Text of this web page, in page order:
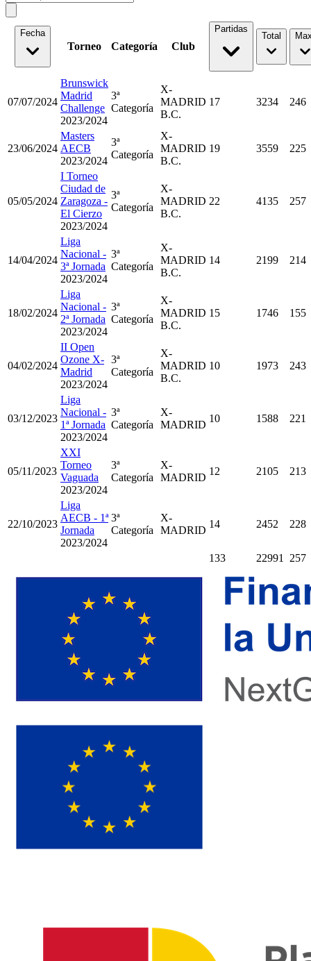
Fecha
Torneo Categoría Club
Partidas
Total
07/07/2024
Brunswick
Madrid
Challenge
2023/2024
3ª
Categoría
X-
MADRID
B.C.
17 3234 246
23/06/2024
Masters
AECB
2023/2024
3ª
Categoría
X-
MADRID
B.C.
19 3559 225
05/05/2024
I Torneo
Ciudad de
Zaragoza -
El Cierzo
2023/2024
3ª
Categoría
X-
MADRID
B.C.
22 4135 257
14/04/2024
Liga
Nacional -
3ª Jornada
2023/2024
3ª
Categoría
X-
MADRID
B.C.
14 2199 214
18/02/2024
Liga
Nacional -
2ª Jornada
2023/2024
3ª
Categoría
X-
MADRID
B.C.
15 1746 155
04/02/2024
II Open
Ozone X-
Madrid
2023/2024
3ª
Categoría
X-
MADRID
B.C.
10 1973 243
03/12/2023
Liga
Nacional -
1ª Jornada
2023/2024
3ª
Categoría
X-
MADRID
10 1588 221
05/11/2023
XXI
Torneo
Vaguada
2023/2024
3ª
Categoría
X-
MADRID
12 2105 213
22/10/2023
Liga
AECB - 1ª
Jornada
2023/2024
3ª
Categoría
X-
MADRID
14 2452 228
133 22991 257